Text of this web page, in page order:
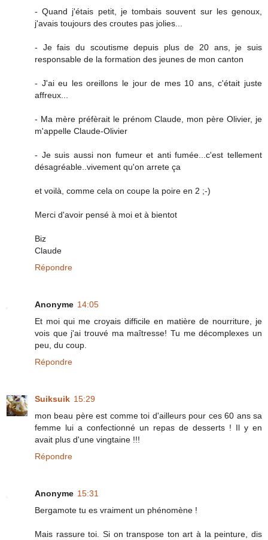
- Quand j'étais petit, je tombais souvent sur les genoux,
j'avais toujours des croutes pas jolies...
- Je fais du scoutisme depuis plus de 20 ans, je suis
responsable de la formation des jeunes de mon canton
- J'ai eu les oreillons le jour de mes 10 ans, c'était juste
affreux...
- Ma mère préfèrait le prénom Claude, mon père Olivier, je
m'appelle Claude-Olivier
- Je suis aussi non fumeur et anti fumée...c'est tellement
désagréable..vivement qu'on arrete ça
et voilà, comme cela on coupe la poire en 2 ;-)
Merci d'avoir pensé à moi et à bientot
Biz
Claude
Répondre
Anonyme 14:05
Et moi qui me croyais difficile en matière de nourriture, je
vois que j'ai trouvé ma maîtresse! Tu me décomplexes un
peu, du coup.
Répondre
Suiksuik 15:29
mon beau père est comme toi d'ailleurs pour ces 60 ans sa
femme lui a confectionné un repas de desserts ! Il y en
avait plus d'une vingtaine !!!
Répondre
Anonyme 15:31
Bergamote tu es vraiment un phénomène !
Mais rassure toi. Si on transpose ton art à la peinture, dis